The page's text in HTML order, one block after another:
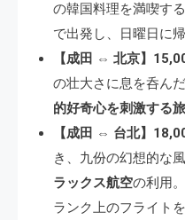
の韓国料理を満喫す
で出発し、日曜日に
【成田 ⇔ 北京】
の壮大さに息を呑ん
的好奇心を刺激する旅
【成田 ⇔ 台北】
き、九份の幻想的な
ラックス航空の利用
ランク上のフライト